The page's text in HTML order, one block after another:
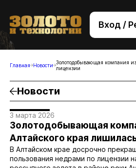
Вход /
+7 (495) 221-
Главная Новости Золотодобывающая компания
лицензии
Новости
3 марта 2026
Золотодобывающая
Алтайского края
В Алтайском крае досрочно
пользования недрами по лицензии